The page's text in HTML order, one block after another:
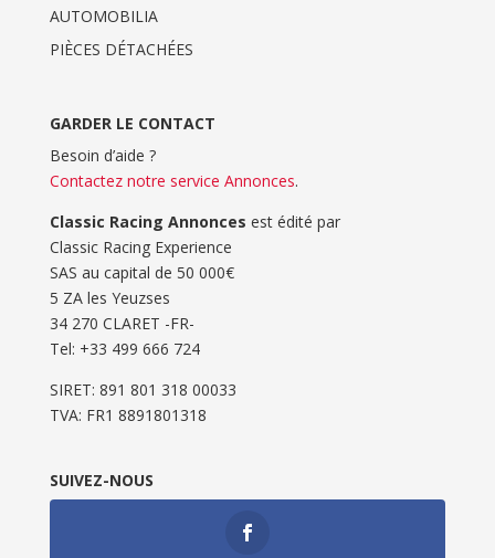
AUTOMOBILIA
PIÈCES DÉTACHÉES
GARDER LE CONTACT
Besoin d’aide ?
Contactez notre service Annonces.
Classic Racing Annonces est édité par
Classic Racing Experience
SAS au capital de 50 000€
5 ZA les Yeuzses
34 270 CLARET -FR-
Tel: ‭+33 499 666 724‬
SIRET: 891 801 318 00033
TVA: FR1 8891801318
SUIVEZ-NOUS